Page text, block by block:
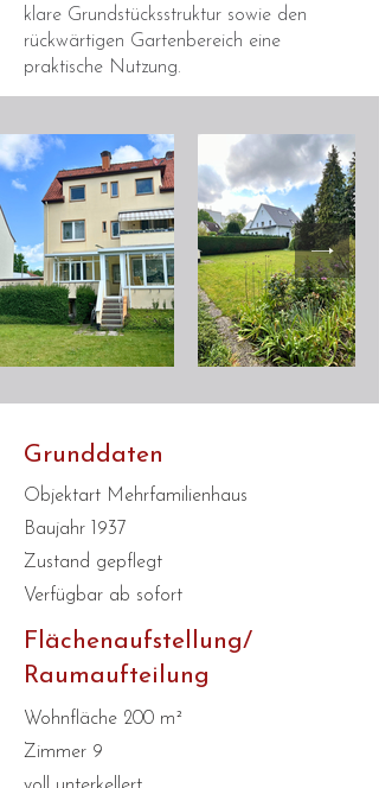
klare Grundstücksstruktur sowie den
rückwärtigen Gartenbereich eine
praktische Nutzung.
Grunddaten
Objektart Mehrfamilienhaus
Baujahr 1937
Zustand gepflegt
Verfügbar ab sofort
Flächenaufstellung/
Raumaufteilung
Wohnfläche 200 m²
Zimmer 9